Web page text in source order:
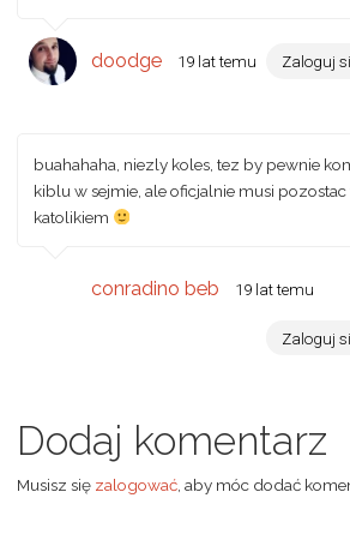
doodge 19 lat temu Zaloguj
buahahaha, niezly koles, tez by pewnie
kiblu w sejmie, ale oficjalnie musi
katolikiem
conradino beb 19 lat temu
Zaloguj
Dodaj komentarz
Musisz się zalogować, aby móc dodać